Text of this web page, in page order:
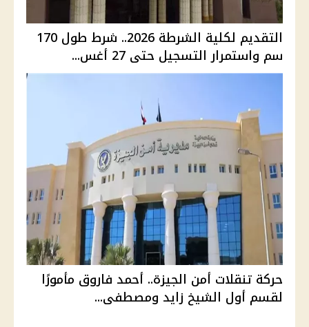
التقديم لكلية الشرطة 2026.. شرط طول 170
سم واستمرار التسجيل حتى 27 أغس...
حركة تنقلات أمن الجيزة.. أحمد فاروق مأمورًا
لقسم أول الشيخ زايد ومصطفى...